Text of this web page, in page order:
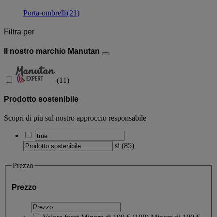
Porta-ombrelli(21)
Filtra per
Il nostro marchio Manutan
(11)
Prodotto sostenibile
Scopri di più sul nostro approccio responsabile
si (85)
Prezzo
Prezzo